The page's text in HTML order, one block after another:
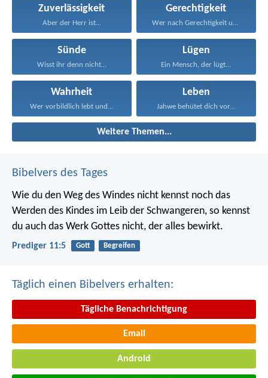
Zuverlässigkeit
Aber der Herr ist...
Gerechtigkeit
Wer nach Gerechtigkeit und...
Sünde
Wisst ihr denn nicht...
Lügen
Ein Mensch, der lügt...
Wahrheit
Wer vorbildlich lebt und...
Leben
Jahwe behütet dich vor...
Weitere Themen...
Bibelvers des Tages
Wie du den Weg des Windes nicht kennst noch das
Werden des Kindes im Leib der Schwangeren, so kennst
du auch das Werk Gottes nicht, der alles bewirkt.
Prediger 11:5 Gott Begreifen
Täglich einen Bibelvers erhalten:
Tägliche Benachrichtigung
Email
Android